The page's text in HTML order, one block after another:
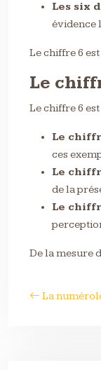
Les six
évidence
Le chiffre 6
Le
Le chiffre 6
Le
ces
Le
de la
Le
De la mesure
La